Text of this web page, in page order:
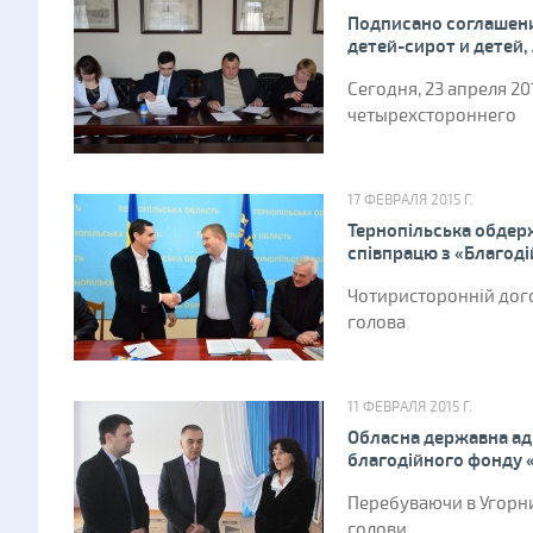
Подписано
детей-сирот и
Сегодня, 23 апреля
четырехстороннего
17 ФЕВРАЛЯ 2015 Г.
Тернопільська
співпрацю з
Чотиристоронній
голова
11 ФЕВРАЛЯ 2015 Г.
Обласна державна
благодійного фонду
Перебуваючи в